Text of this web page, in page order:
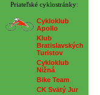
Priateľské cyklostránky:
Cykloklub
Apollo
Klub
Bratislavských
Turistov
Cykloklub
Nižná
Bike Team
CK Svätý Jur